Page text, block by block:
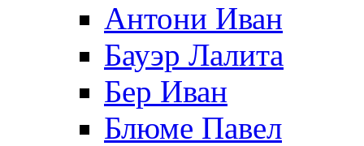
Антони Иван
Бауэр Лалита
Бер Иван
Блюме Павел